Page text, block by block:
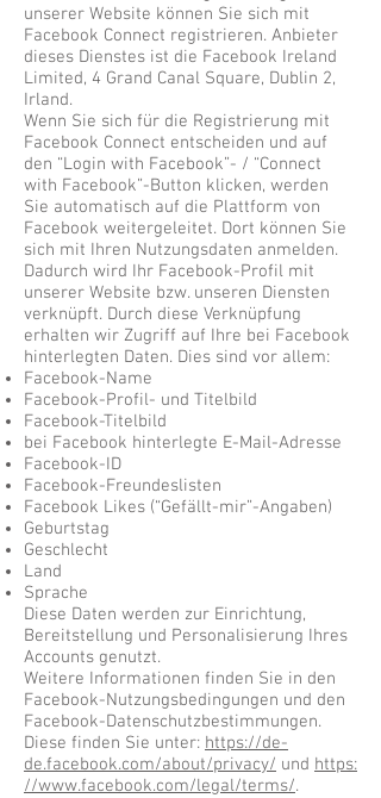
unserer Website können Sie sich mit
Facebook Connect registrieren. Anbieter
dieses Dienstes ist die Facebook Ireland
Limited, 4 Grand Canal Square, Dublin 2,
Irland.
Wenn Sie sich für die Registrierung mit
Facebook Connect entscheiden und auf
den “Login with Facebook”- / “Connect
with Facebook”-Button klicken, werden
Sie automatisch auf die Plattform von
Facebook weitergeleitet. Dort können Sie
sich mit Ihren Nutzungsdaten anmelden.
Dadurch wird Ihr Facebook-Profil mit
unserer Website bzw. unseren Diensten
verknüpft. Durch diese Verknüpfung
erhalten wir Zugriff auf Ihre bei Facebook
hinterlegten Daten. Dies sind vor allem:
Facebook-Name
Facebook-Profil- und Titelbild
Facebook-Titelbild
bei Facebook hinterlegte E-Mail-Adresse
Facebook-ID
Facebook-Freundeslisten
Facebook Likes (“Gefällt-mir”-Angaben)
Geburtstag
Geschlecht
Land
Sprache
Diese Daten werden zur Einrichtung,
Bereitstellung und Personalisierung Ihres
Accounts genutzt.
Weitere Informationen finden Sie in den
Facebook-Nutzungsbedingungen und den
Facebook-Datenschutzbestimmungen.
Diese finden Sie unter: https://de-
de.facebook.com/about/privacy/ und https:
//www.facebook.com/legal/terms/.